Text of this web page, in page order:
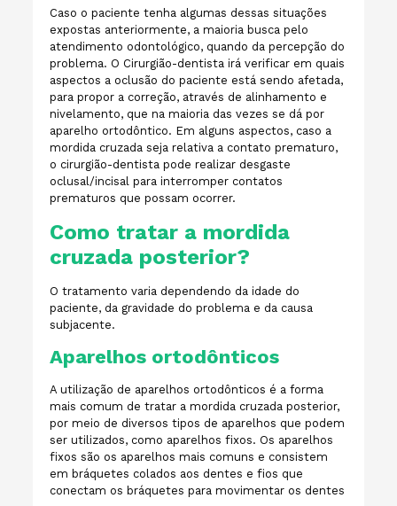
Caso o paciente tenha algumas dessas situações
expostas anteriormente, a maioria busca pelo
atendimento odontológico, quando da percepção do
problema. O Cirurgião-dentista irá verificar em quais
aspectos a oclusão do paciente está sendo afetada,
para propor a correção, através de alinhamento e
nivelamento, que na maioria das vezes se dá por
aparelho ortodôntico. Em alguns aspectos, caso a
mordida cruzada seja relativa a contato prematuro,
o cirurgião-dentista pode realizar desgaste
oclusal/incisal para interromper contatos
prematuros que possam ocorrer.
Como tratar a mordida
cruzada posterior?
O tratamento varia dependendo da idade do
paciente, da gravidade do problema e da causa
subjacente.
Aparelhos ortodônticos
A utilização de aparelhos ortodônticos é a forma
mais comum de tratar a mordida cruzada posterior,
por meio de diversos tipos de aparelhos que podem
ser utilizados, como aparelhos fixos. Os aparelhos
fixos são os aparelhos mais comuns e consistem
em bráquetes colados aos dentes e fios que
conectam os bráquetes para movimentar os dentes